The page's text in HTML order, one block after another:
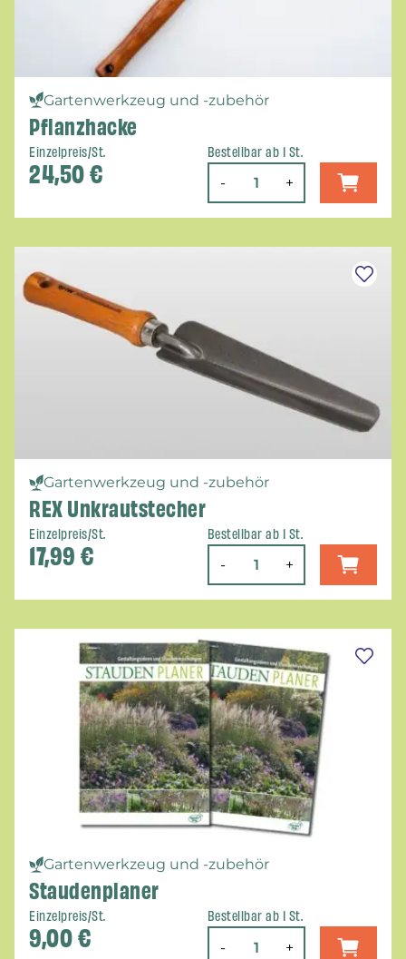
Gartenwerkzeug und -zubehör
Pflanzhacke
Einzelpreis/St.
24,50€
Bestellbar ab 1 St.
- +
Gartenwerkzeug und -zubehör
REX Unkrautstecher
Einzelpreis/St.
17,99€
Bestellbar ab 1 St.
- +
Gartenwerkzeug und -zubehör
Staudenplaner
Einzelpreis/St.
9,00€
Bestellbar ab 1 St.
- +